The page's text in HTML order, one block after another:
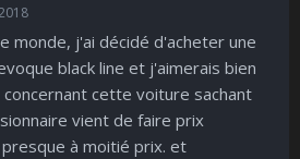
monde, j'ai décidé d'acheter une
black line et j'aimerais bien
cette voiture sachant
vient de faire prix
à moitié prix. et